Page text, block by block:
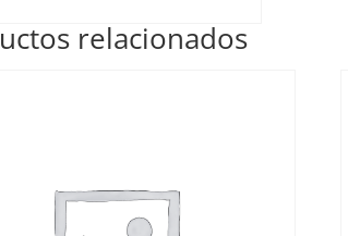
relacionados